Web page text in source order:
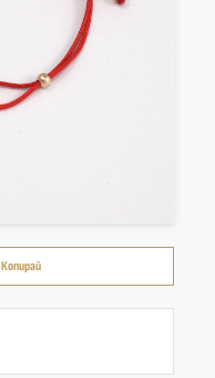
Копирай